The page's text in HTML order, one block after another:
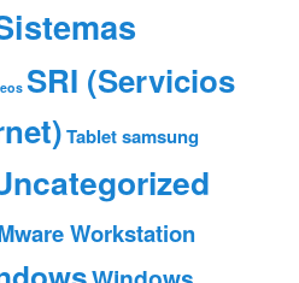
SRI (Servicios
Tablet samsung
Workstation